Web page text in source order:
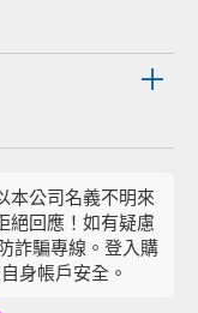
本公司名義不明來
絕回應！如有疑慮
詐騙專線。登入購
身帳戶安全。